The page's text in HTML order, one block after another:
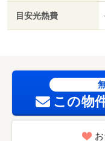
目安光熱費
この物